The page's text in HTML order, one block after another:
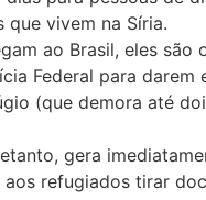
que vivem na Síria.
ao Brasil, eles são
Federal para darem
(que demora até
gera
refugiados tirar